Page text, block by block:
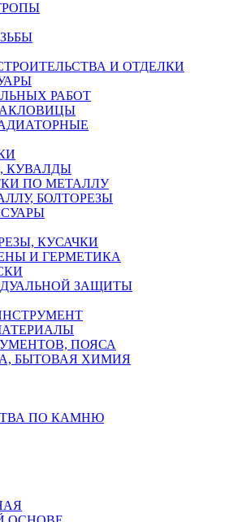
И ОТДЕЛКИ
РАБОТ
КУВАЛДЫ
ПО МЕТАЛЛУ
БОЛТОРЕЗЫ
КУСАЧКИ
И ГЕРМЕТИКА
ЗАЩИТЫ
ПОЯСА
БЫТОВАЯ ХИМИЯ
ПО КАМНЮ